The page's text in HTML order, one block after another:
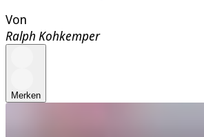
Von
Ralph Kohkemper
Merken